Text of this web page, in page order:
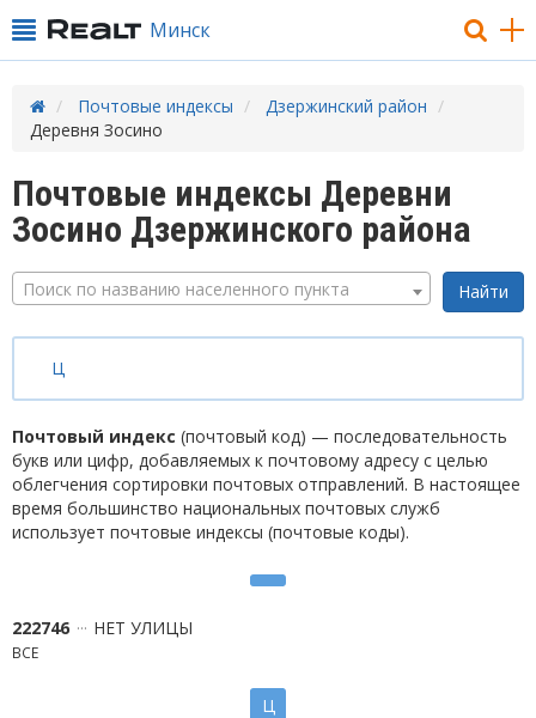
Минск
Почтовые индексы
Дзержинский район
Деревня Зосино
Почтовые индексы Деревни
Зосино Дзержинского района
Поиск по названию населенного пункта
Ц
Почтовый индекс (почтовый код) — последовательность
букв или цифр, добавляемых к почтовому адресу с целью
облегчения сортировки почтовых отправлений. В настоящее
время большинство национальных почтовых служб
использует почтовые индексы (почтовые коды).
222746 НЕТ УЛИЦЫ
ВСЕ
Ц